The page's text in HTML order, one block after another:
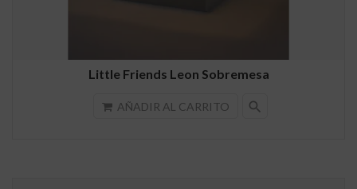
Little Friends Leon Sobremesa
AÑADIR AL CARRITO search